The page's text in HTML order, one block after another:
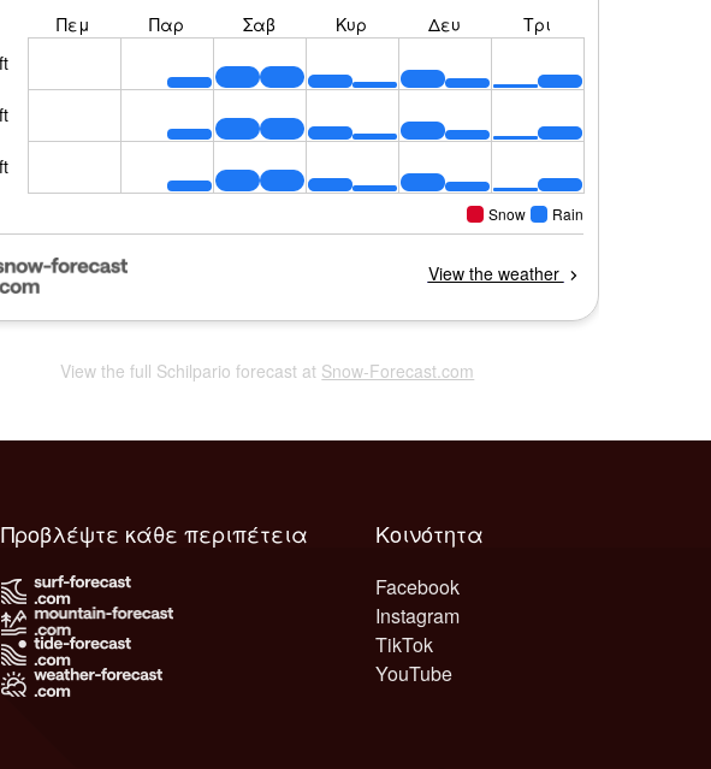
View the full Schilpario forecast at Snow-Forecast.com
Κοινότητα
Facebook
Instagram
TikTok
YouTube
Προβλέψτε κάθε περιπέτεια